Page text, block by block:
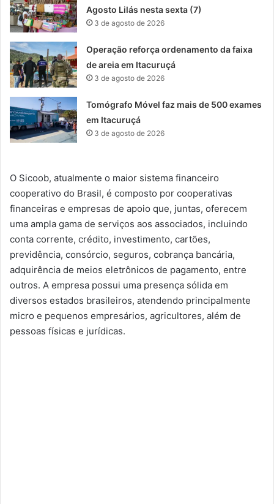
Agosto Lilás nesta sexta (7)
3 de agosto de 2026
Operação reforça ordenamento da faixa
de areia em Itacuruçá
3 de agosto de 2026
Tomógrafo Móvel faz mais de 500 exames
em Itacuruçá
3 de agosto de 2026
O Sicoob, atualmente o maior sistema financeiro
cooperativo do Brasil, é composto por cooperativas
financeiras e empresas de apoio que, juntas, oferecem
uma ampla gama de serviços aos associados, incluindo
conta corrente, crédito, investimento, cartões,
previdência, consórcio, seguros, cobrança bancária,
adquirência de meios eletrônicos de pagamento, entre
outros. A empresa possui uma presença sólida em
diversos estados brasileiros, atendendo principalmente
micro e pequenos empresários, agricultores, além de
pessoas físicas e jurídicas.